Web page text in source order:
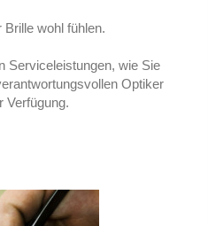
wohl fühlen.
Serviceleistungen, wie Sie
Optiker
Verfügung.